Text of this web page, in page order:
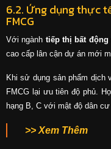
6.2. Ứng dụng thực
FMCG
Với ngành tiếp thị bất động
cao cấp lân cận dự án mới
Khi sử dụng sản phẩm dịch
FMCG lại ưu tiên độ phủ.
hạng B, C với mật độ dân cư
>> Xem Thêm